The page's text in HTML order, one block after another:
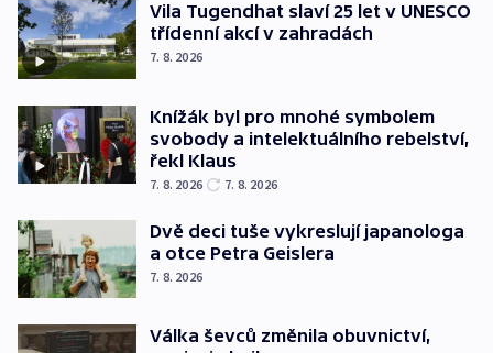
Vila Tugendhat slaví 25 let v UNESCO
třídenní akcí v zahradách
7. 8. 2026
Knížák byl pro mnohé symbolem
svobody a intelektuálního rebelství,
řekl Klaus
7. 8. 2026 7. 8. 2026
Dvě deci tuše vykreslují japanologa
a otce Petra Geislera
7. 8. 2026
Válka ševců změnila obuvnictví,